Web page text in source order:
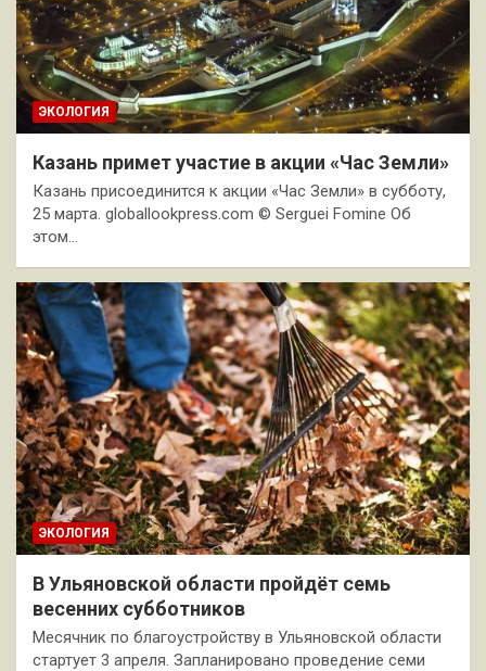
ЭКОЛОГИЯ
Казань примет участие в акции «Час Земли»
Казань присоединится к акции «Час Земли» в субботу,
25 марта. globallookpress.com © Serguei Fomine Об
этом…
ЭКОЛОГИЯ
В Ульяновской области пройдёт семь
весенних субботников
Месячник по благоустройству в Ульяновской области
стартует 3 апреля. Запланировано проведение семи